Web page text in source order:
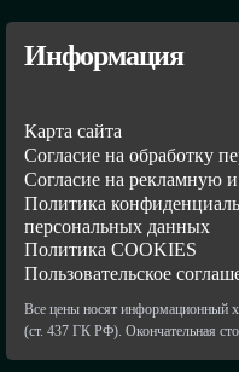
Информация
Карта сайта
Согласие на обработку
Согласие на рекламную
Политика
персональных данных
Политика COOKIES
Пользовательское
Все цены носят информационный
(ст. 437 ГК РФ). Окончательная